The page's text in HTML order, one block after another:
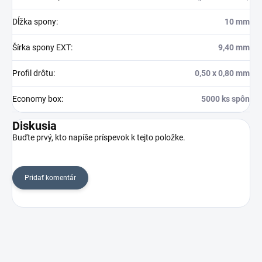
Dĺžka spony: 10 mm
Šírka spony EXT: 9,40 mm
Profil drôtu: 0,50 x 0,80 mm
Economy box: 5000 ks spôn
Diskusia
Buďte prvý, kto napíše príspevok k tejto položke.
Pridať komentár